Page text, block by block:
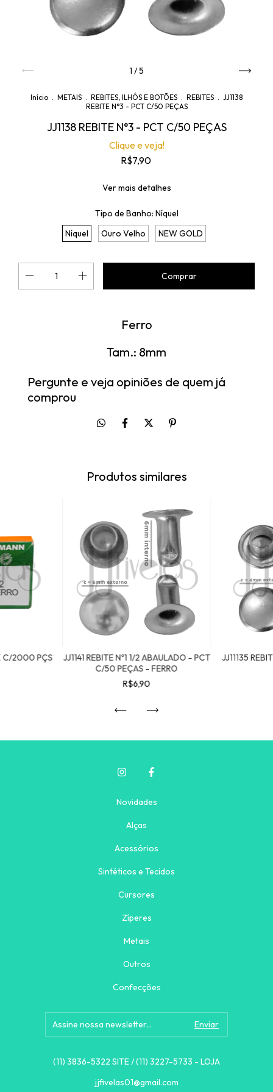
1 /5
Início . METAIS . REBITES, ILHÓS E BOTÕES . REBITES . JJ1138
REBITE N°3 - PCT C/50 PEÇAS
JJ1138 REBITE N°3 - PCT C/50 PEÇAS
Clique e veja!
R$7,90
Ver mais detalhes
Tipo de Banho: Níquel
Níquel
Ouro Velho NEW GOLD
Ferro
Tam.: 8mm
Pergunte e veja opiniões de quem já
comprou
Produtos similares
C/2000 PÇS
JJ1141 REBITE Nº1 1/2 ABAULADO - PCT
C/50 PEÇAS - FERRO
R$6,90
JJ11135
Novidades
Alças
Acessórios
Sintéticos e Tecidos
Cursores
Zíperes
Metais
Outros
Confecções
(11) 3836-5322 SITE / (11) 3227-5733 - LOJA
jjfivelas01@gmail.com